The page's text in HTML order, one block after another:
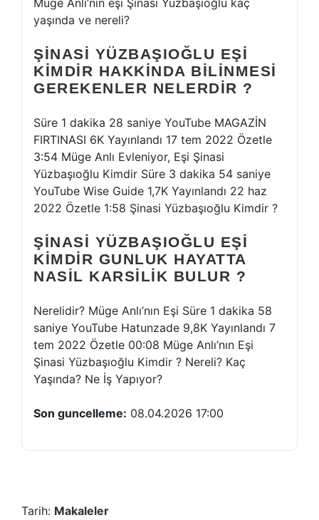
Müge Anlı’nın eşi Şinasi Yüzbaşıoğlu kaç
yaşında ve nereli?
ŞINASI YÜZBAŞIOĞLU EŞI
KIMDIR HAKKINDA BILINMESI
GEREKENLER NELERDIR ?
Süre 1 dakika 28 saniye YouTube MAGAZİN
FIRTINASI 6K Yayınlandı 17 tem 2022 Özetle
3:54 Müge Anlı Evleniyor, Eşi Şinasi
Yüzbaşıoğlu Kimdir Süre 3 dakika 54 saniye
YouTube Wise Guide 1,7K Yayınlandı 22 haz
2022 Özetle 1:58 Şinasi Yüzbaşıoğlu Kimdir ?
ŞINASI YÜZBAŞIOĞLU EŞI
KIMDIR GUNLUK HAYATTA
NASIL KARSILIK BULUR ?
Nerelidir? Müge Anlı’nın Eşi Süre 1 dakika 58
saniye YouTube Hatunzade 9,8K Yayınlandı 7
tem 2022 Özetle 00:08 Müge Anlı’nın Eşi
Şinasi Yüzbaşıoğlu Kimdir ? Nereli? Kaç
Yaşında? Ne İş Yapıyor?
Son guncelleme: 08.04.2026 17:00
Tarih: Makaleler